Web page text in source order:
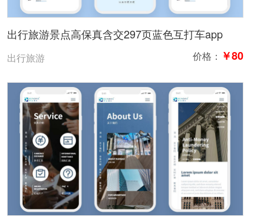
出行旅游景点高保真含交297页蓝色互打车app
出行旅游 价格： ￥80